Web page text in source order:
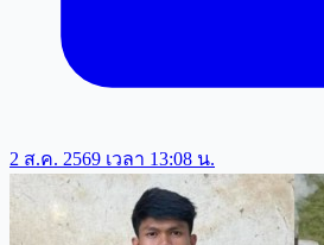
2 ส.ค. 2569 เวลา 13:08 น.